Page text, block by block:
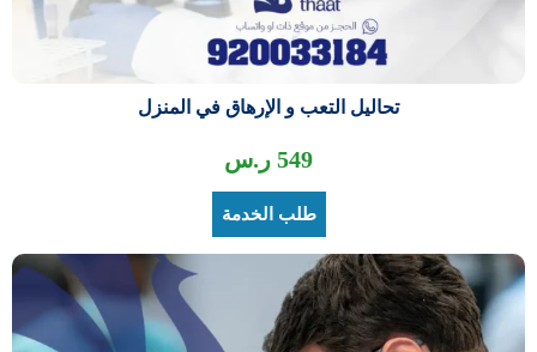
تحاليل التعب و الإرهاق في المنزل
549 ر.س
طلب الخدمة